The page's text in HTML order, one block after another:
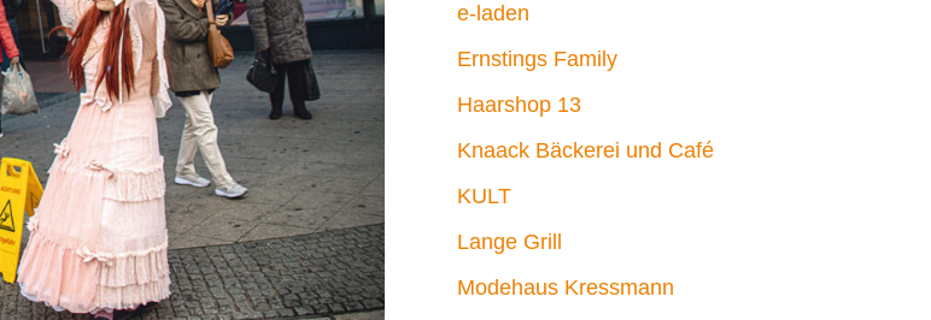
e-laden
Ernstings Family
Haarshop 13
Knaack Bäckerei und Café
KULT
Lange Grill
Modehaus Kressmann